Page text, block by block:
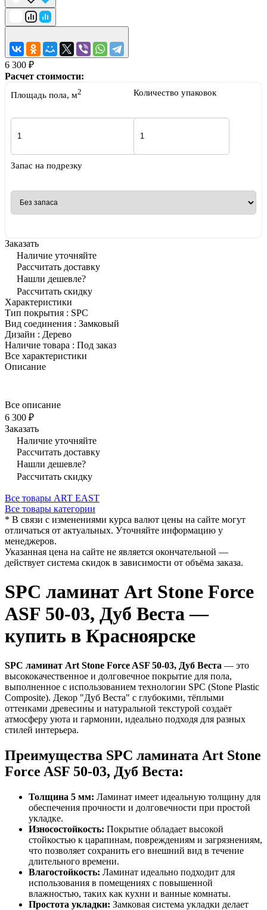
6 300 ₽
Расчет стоимости:
Площадь пола, м2 Количество упаковок
Запас на подрезку
Заказать
Наличие уточняйте
Рассчитать доставку
Нашли дешевле?
Рассчитать скидку
Характеристики
Тип покрытия : SPC
Вид соединения : Замковый
Дизайн : Дерево
Наличие товара : Под заказ
Все характеристики
Описание
Все описание
6 300 ₽
Заказать
Наличие уточняйте
Рассчитать доставку
Нашли дешевле?
Рассчитать скидку
Все товары ART EAST
Все товары категории
* В связи с изменениями курса валют цены на сайте могут
отличаться от актуальных. Уточняйте информацию у
менеджеров.
Указанная цена на сайте не является окончательной —
действует система скидок в зависимости от объёма заказа.
SPC ламинат Art Stone Force
ASF 50-03, Дуб Веста —
купить в Красноярске
SPC ламинат Art Stone Force ASF 50-03, Дуб Веста — это
высококачественное и долговечное покрытие для пола,
выполненное с использованием технологии SPC (Stone Plastic
Composite). Декор "Дуб Веста" с глубокими, тёплыми
оттенками древесины и натуральной текстурой создаёт
атмосферу уюта и гармонии, идеально подходя для разных
стилей интерьера.
Преимущества SPC ламината Art Stone
Force ASF 50-03, Дуб Веста:
Толщина 5 мм: Ламинат имеет идеальную толщину для
обеспечения прочности и долговечности при простой
укладке.
Износостойкость: Покрытие обладает высокой
стойкостью к царапинам, повреждениям и загрязнениям,
что позволяет сохранить его внешний вид в течение
длительного времени.
Влагостойкость: Ламинат идеально подходит для
использования в помещениях с повышенной
влажностью, таких как кухни и ванные комнаты.
Простота укладки: Замковая система укладки делает